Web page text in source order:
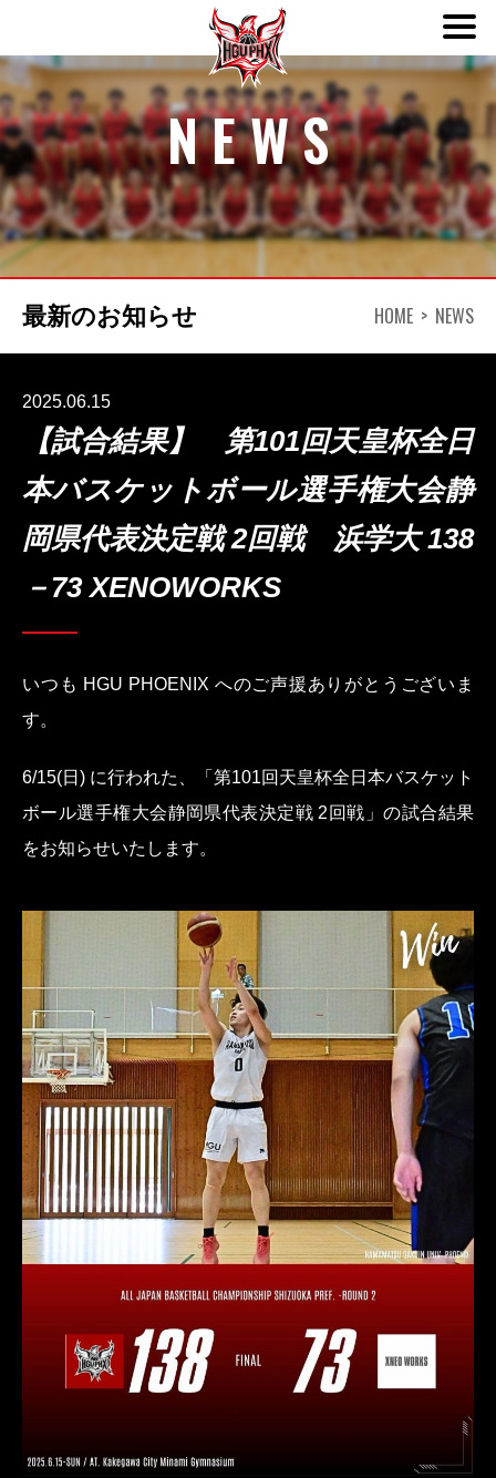
ABOUT
TEAM
SCHEDULE
NEWS
CONTACT
NEWS
最新のお知らせ HOME NEWS
2025.06.15
【試合結果】 第101回天皇杯全日
本バスケットボール選手権大会静
岡県代表決定戦 2回戦 浜学大 138
－73 XENOWORKS
いつも HGU PHOENIX へのご声援ありがとうございま
す。
6/15(日) に行われた、「第101回天皇杯全日本バスケット
ボール選手権大会静岡県代表決定戦 2回戦」の試合結果
をお知らせいたします。